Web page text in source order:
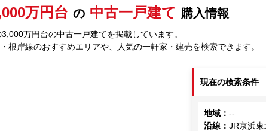
万円台 の 中古一戸建て 購入情報
万円台の中古一戸建てを掲載しています。
岸線のおすすめエリアや、人気の一軒家・建売を検索できます。
現在の検索条件
地域 ：--
沿線 ：JR京浜